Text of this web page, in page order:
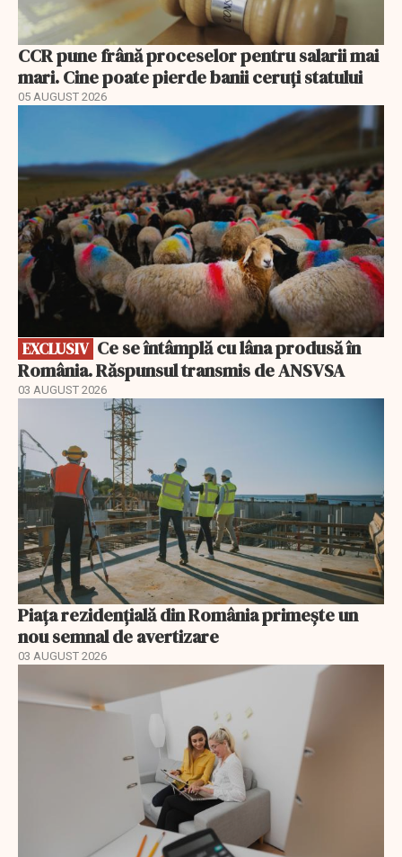
CCR pune frână proceselor pentru salarii mai
mari. Cine poate pierde banii ceruți statului
05 AUGUST 2026
EXCLUSIV
România. Răspunsul transmis de ANSVSA
03 AUGUST 2026
Piața rezidențială din România primește un
nou semnal de avertizare
03 AUGUST 2026